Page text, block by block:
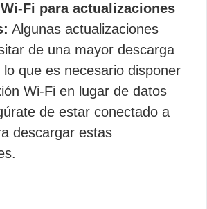
Fi para actualizaciones
Algunas actualizaciones
de una mayor descarga
que es necesario disponer
Wi-Fi en lugar de datos
de estar conectado a
descargar estas